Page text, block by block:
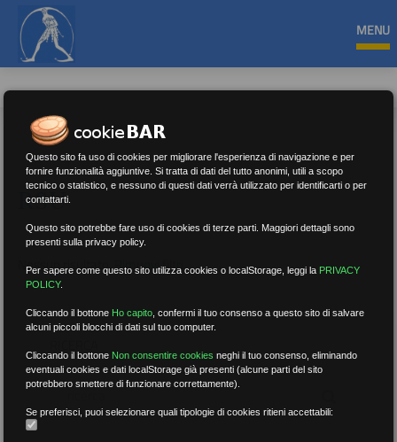
MENU
RSU
Nessun risultato.Rimuovi filtri
Questo sito fa uso di cookies per migliorare l'esperienza di navigazione e per
fornire funzionalità aggiuntive. Si tratta di dati del tutto anonimi, utili a scopo
tecnico o statistico, e nessuno di questi dati verrà utilizzato per identificarti o per
contattarti.
Questo sito potrebbe fare uso di cookies di terze parti. Maggiori dettagli sono
presenti sulla privacy policy.
Per sapere come questo sito utilizza cookies o localStorage, leggi la PRIVACY
POLICY.
Cliccando il bottone Ho capito ,confermi il tuo consenso a questo sito di salvare
alcuni piccoli blocchi di dati sul tuo computer.
Cliccando il bottone Non consentire cookies neghi il tuo consenso, eliminando
eventuali cookies e dati localStorage già presenti (alcune parti del sito
potrebbero smettere di funzionare correttamente).
Se preferisci, puoi selezionare quali tipologie di cookies ritieni accettabili: